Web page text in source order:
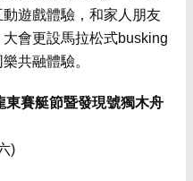
遊戲體驗，和家人朋友
會更設馬拉松式busking
共融體驗。
東賽艇節暨發現號獨木舟
)